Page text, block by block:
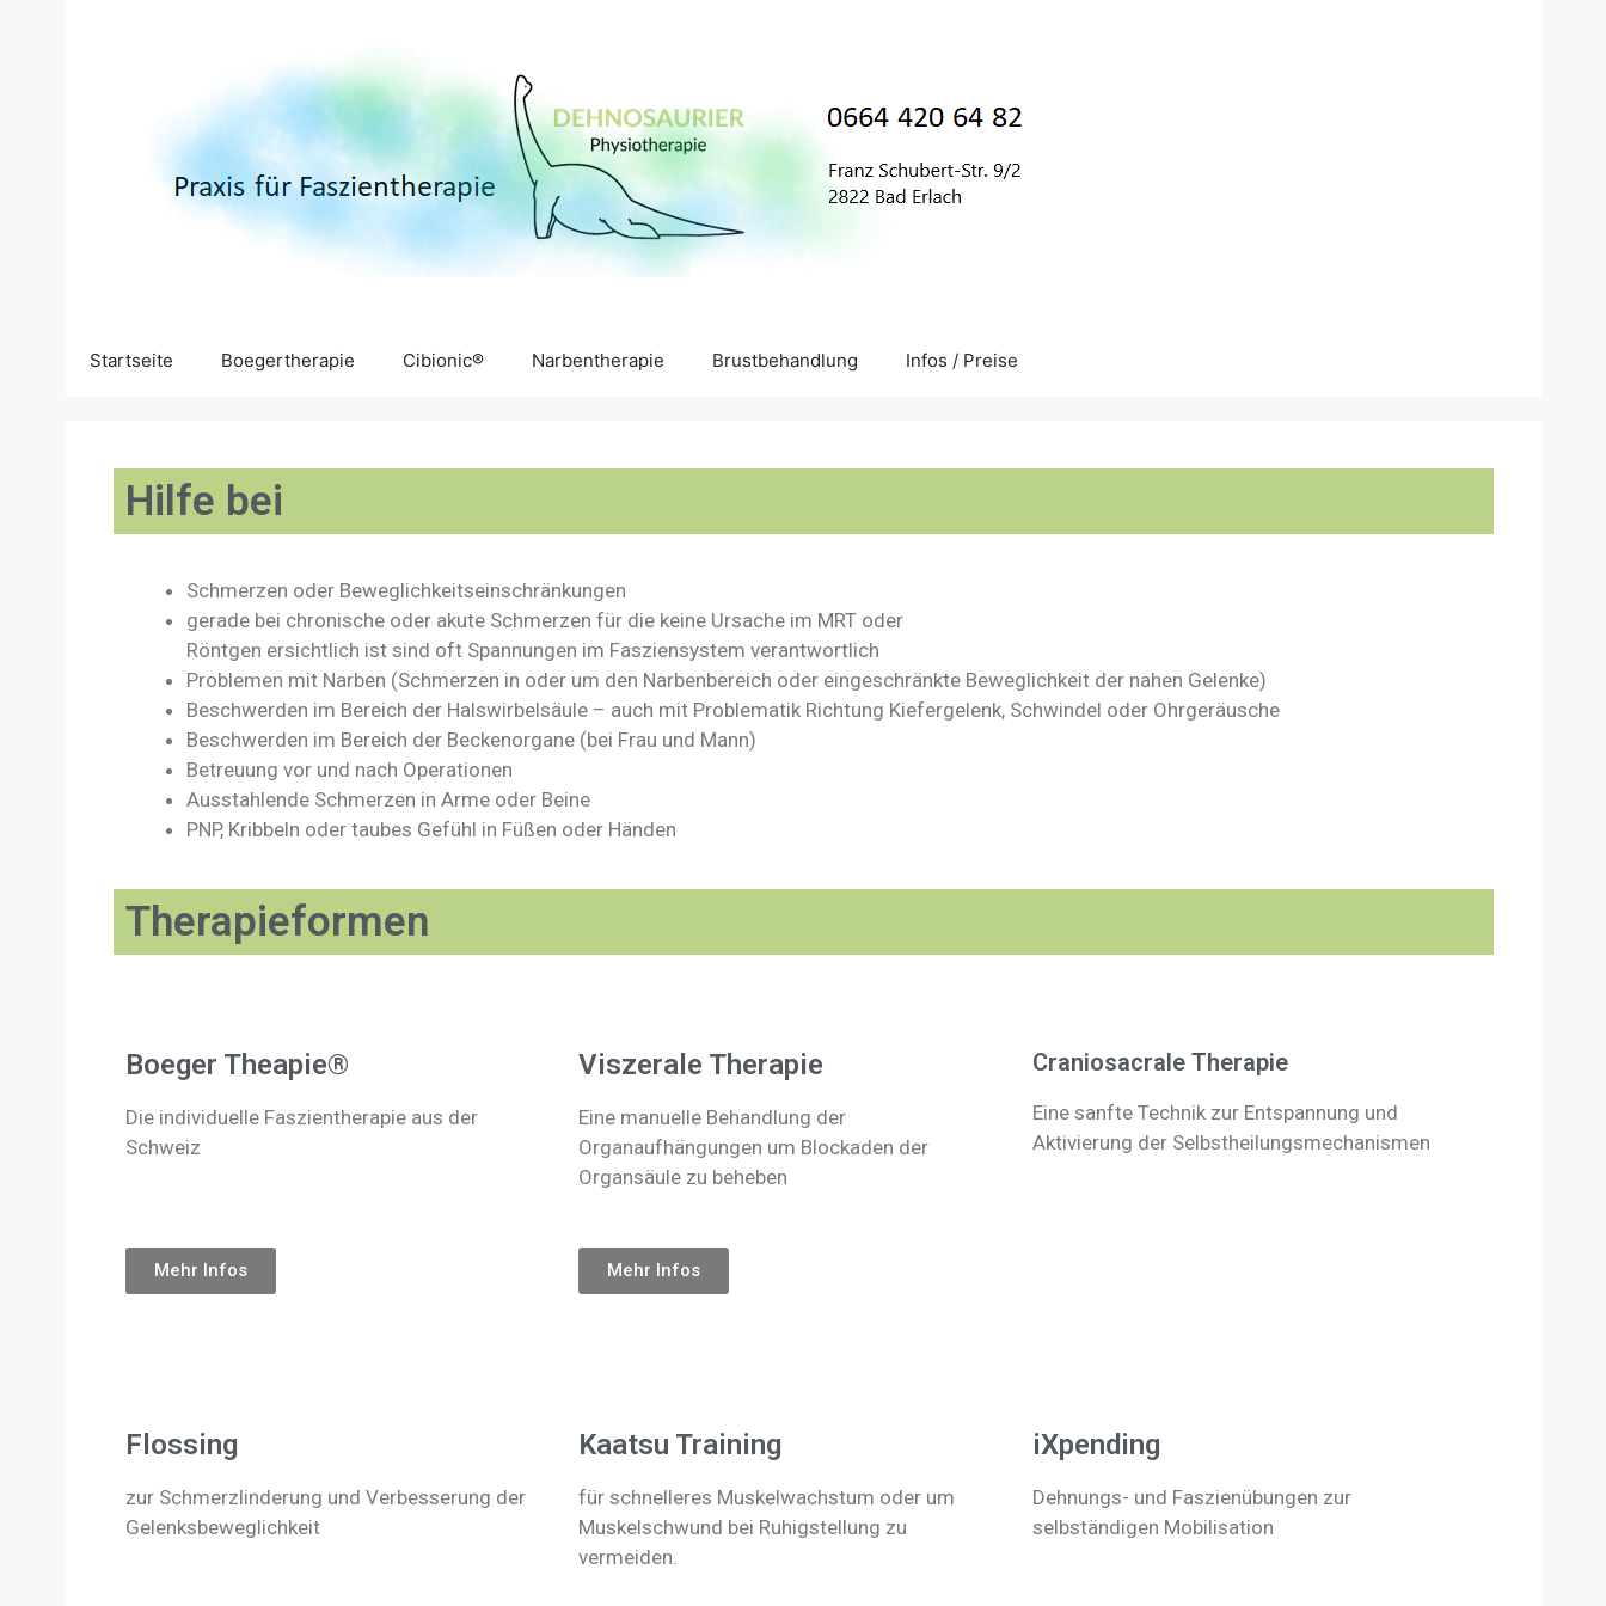
Startseite Boegertherapie Cibionic® Narbentherapie Brustbehandlung Infos / Preise
Hilfe bei
Schmerzen oder Beweglichkeitseinschränkungen
gerade bei chronische oder akute Schmerzen für die keine Ursache im MRT oder
Röntgen ersichtlich ist sind oft Spannungen im Fasziensystem verantwortlich
Problemen mit Narben (Schmerzen in oder um den Narbenbereich oder eingeschränkte Beweglichkeit der nahen Gelenke)
Beschwerden im Bereich der Halswirbelsäule – auch mit Problematik Richtung Kiefergelenk, Schwindel oder Ohrgeräusche
Beschwerden im Bereich der Beckenorgane (bei Frau und Mann)
Betreuung vor und nach Operationen
Ausstahlende Schmerzen in Arme oder Beine
PNP, Kribbeln oder taubes Gefühl in Füßen oder Händen
Therapieformen
Boeger Theapie®
Die individuelle Faszientherapie aus der
Schweiz
Mehr Infos
Viszerale Therapie
Eine manuelle Behandlung der
Organaufhängungen um Blockaden der
Organsäule zu beheben
Mehr Infos
Craniosacrale Therapie
Eine sanfte Technik zur Entspannung und
Aktivierung der Selbstheilungsmechanismen
Flossing
zur Schmerzlinderung und Verbesserung der
Gelenksbeweglichkeit
Kaatsu Training
für schnelleres Muskelwachstum oder um
Muskelschwund bei Ruhigstellung zu
vermeiden.
iXpending
Dehnungs- und Faszienübungen zur
selbständigen Mobilisation